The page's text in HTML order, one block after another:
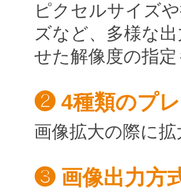
ピクセルサイズ
ズなど、多様な
せた解像度の指
❷ 4種類のプ
画像拡大の際に
❸ 画像出力方